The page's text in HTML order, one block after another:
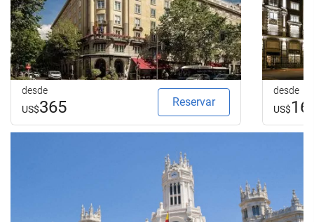
desde
US$365 Reservar
desde
US$